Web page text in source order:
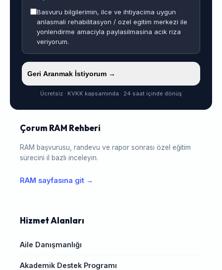
Basvuru bilgilerimin, ilce ve ihtiyacima uygun
anlasmali rehabilitasyon / ozel egitim merkezi ile
yonlendirme amaciyla paylasilmasina acik riza
veriyorum.
Geri Aranmak İstiyorum →
Ücretsiz · KVKK kapsamında · 24 saat içinde dönüş
Çorum RAM Rehberi
RAM başvurusu, randevu ve rapor sonrası özel eğitim
sürecini il bazlı inceleyin.
RAM sayfasına git →
Hizmet Alanları
Aile Danışmanlığı
Akademik Destek Programı